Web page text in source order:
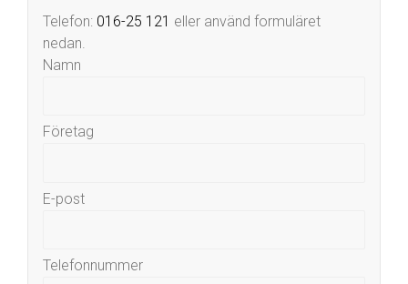
Telefon: 016-25 121 eller använd formuläret
nedan.
Namn
Företag
E-post
Telefonnummer